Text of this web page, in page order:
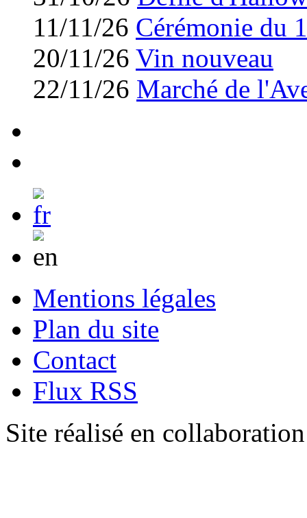
11/11/26 Cérémonie du
20/11/26 Vin nouveau
22/11/26 Marché de
Mentions légales
Plan du site
Contact
Flux RSS
Site réalisé en